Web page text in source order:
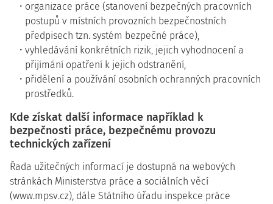
organizace práce (stanovení bezpečných pracovních
postupů v místních provozních bezpečnostních
předpisech tzn. systém bezpečné práce),
vyhledávání konkrétních rizik, jejich vyhodnocení a
přijímání opatření k jejich odstranění,
přidělení a používání osobních ochranných pracovních
prostředků.
Kde získat další informace například k
bezpečnosti práce, bezpečnému provozu
technických zařízení
Řada užitečných informací je dostupná na webových
stránkách Ministerstva práce a sociálních věcí
(www.mpsv.cz), dále Státního úřadu inspekce práce